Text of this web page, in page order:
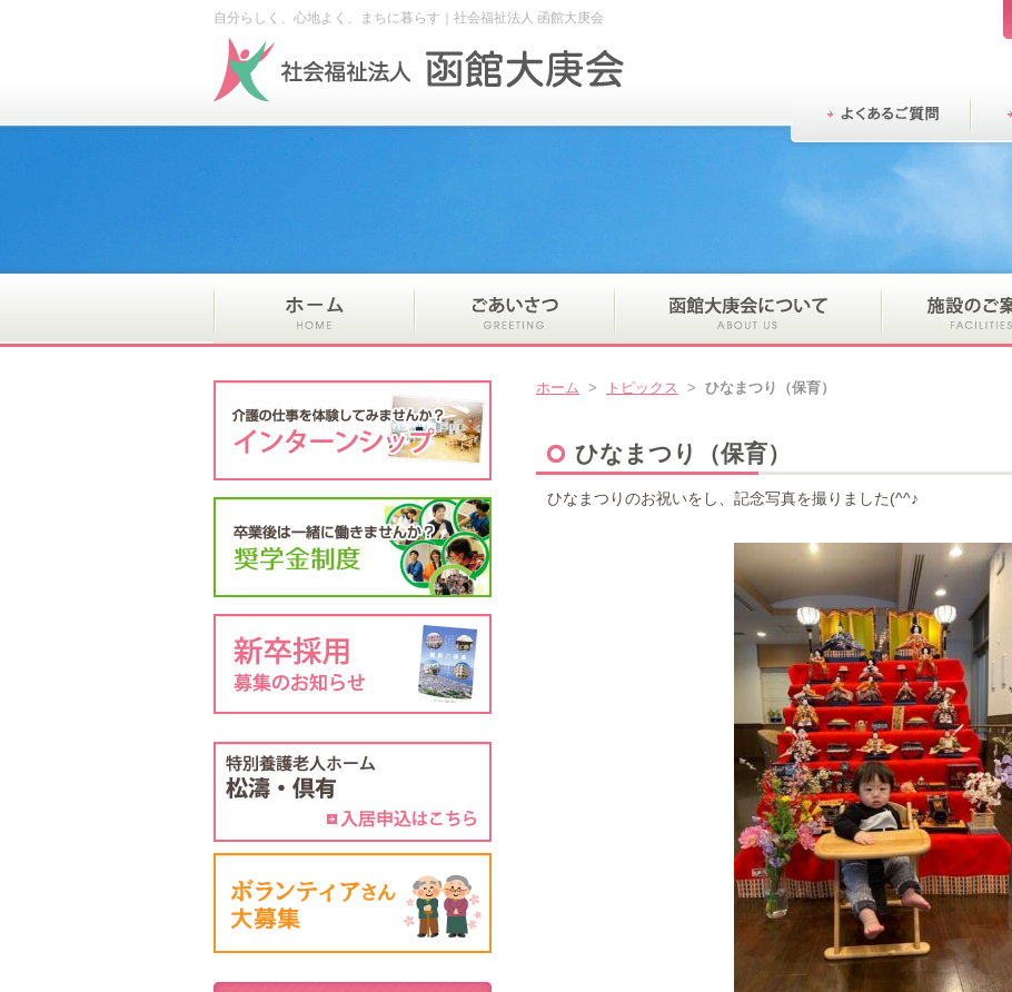
自分らしく、心地よく、まちに暮らす｜社会福祉法人 函館大庚会
ホーム > トピックス > ひなまつり（保育）
ひなまつり（保育）
ひなまつりのお祝いをし、記念写真を撮りました(^^♪